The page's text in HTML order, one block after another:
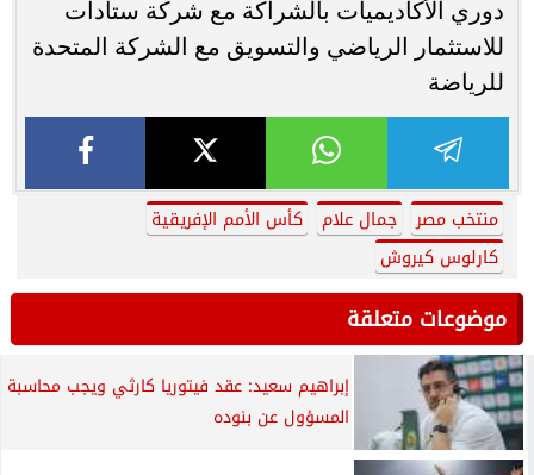
دوري الأكاديميات بالشراكة مع شركة ستادات
للاستثمار الرياضي والتسويق مع الشركة المتحدة
للرياضة
منتخب مصر جمال علام
كأس الأمم الإفريقية
كارلوس كيروش
موضوعات متعلقة
إبراهيم سعيد: عقد فيتوريا كارثي ويجب محاسبة
المسؤول عن بنوده